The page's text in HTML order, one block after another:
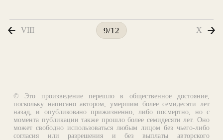
VIII 9/12 X
© Это произведение перешло в общественное достояние,
поскольку написано автором, умершим более семидесяти лет
назад, и опубликовано прижизненно, либо посмертно, но с
момента публикации также прошло более семидесяти лет. Оно
может свободно использоваться любым лицом без чьего-либо
согласия или разрешения и без выплаты авторского